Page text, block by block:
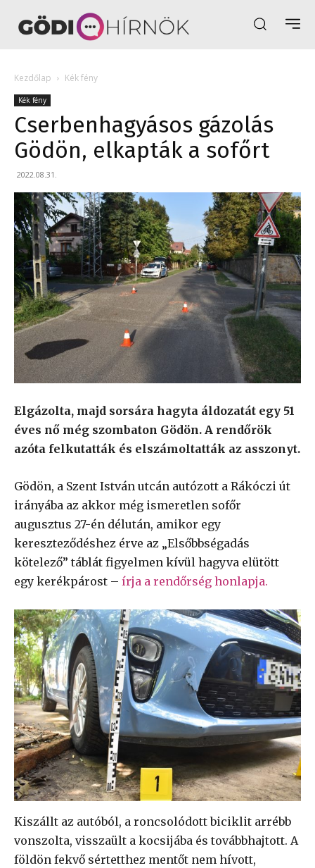
Kezdőlap Kék fény
Kék fény
Cserbenhagyásos gázolás
Gödön, elkapták a sofőrt
2022.08.31.
Elgázolta, majd sorsára hagyta áldozatát egy 51
éves nő még szombaton Gödön. A rendőrök
azóta felkutatták és elszámoltatták az asszonyt.
Gödön, a Szent István utcán autózott a Rákóczi út
irányába az akkor még ismeretlen sofőr
augusztus 27-én délután, amikor egy
kereszteződéshez érve az „Elsőbbségadás
kötelező” táblát figyelmen kívül hagyva elütött
egy kerékpárost – írja a rendőrség honlapja.
Kiszállt az autóból, a roncsolódott biciklit arrébb
vonszolta, visszaült a kocsijába és továbbhajtott. A
földön fekvő sértetthez mentőt nem hívott,